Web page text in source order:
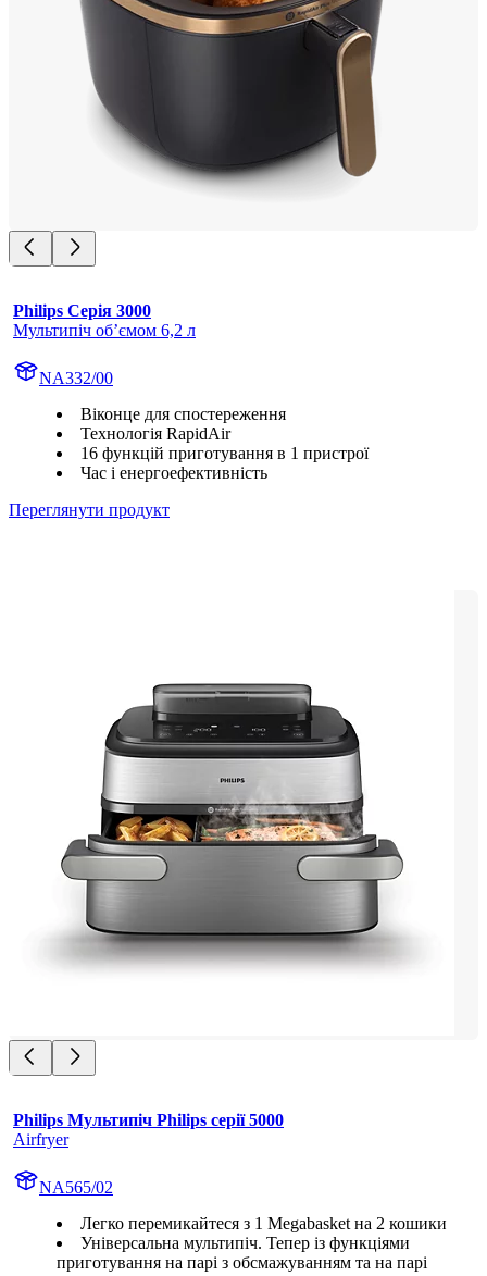
Philips Серія 3000
Мультипіч об’ємом 6,2 л
NA332/00
Віконце для спостереження
Технологія RapidAir
16 функцій приготування в 1 пристрої
Час і енергоефективність
Переглянути продукт
Philips Мультипіч Philips серії 5000
Airfryer
NA565/02
Легко перемикайтеся з 1 Megabasket на 2 кошики
Універсальна мультипіч. Тепер із функціями
приготування на парі з обсмажуванням та на парі